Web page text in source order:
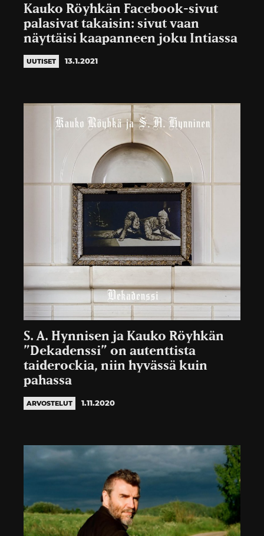
Kauko Röyhkän Facebook-sivut
palasivat takaisin: sivut vaan
näyttäisi kaapanneen joku Intiassa
UUTISET 13.1.2021
S. A. Hynnisen ja Kauko Röyhkän
”Dekadenssi” on autenttista
taiderockia, niin hyvässä kuin
pahassa
ARVOSTELUT 1.11.2020